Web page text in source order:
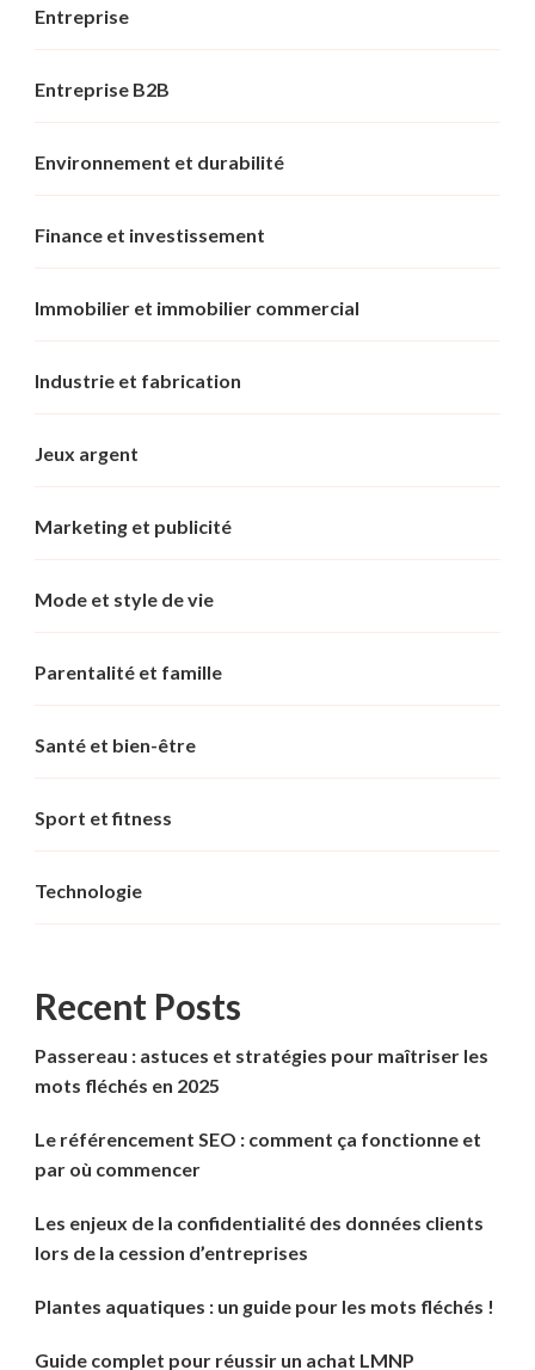
Entreprise
Entreprise B2B
Environnement et durabilité
Finance et investissement
Immobilier et immobilier commercial
Industrie et fabrication
Jeux argent
Marketing et publicité
Mode et style de vie
Parentalité et famille
Santé et bien-être
Sport et fitness
Technologie
Recent Posts
Passereau : astuces et stratégies pour maîtriser les
mots fléchés en 2025
Le référencement SEO : comment ça fonctionne et
par où commencer
Les enjeux de la confidentialité des données clients
lors de la cession d’entreprises
Plantes aquatiques : un guide pour les mots fléchés !
Guide complet pour réussir un achat LMNP